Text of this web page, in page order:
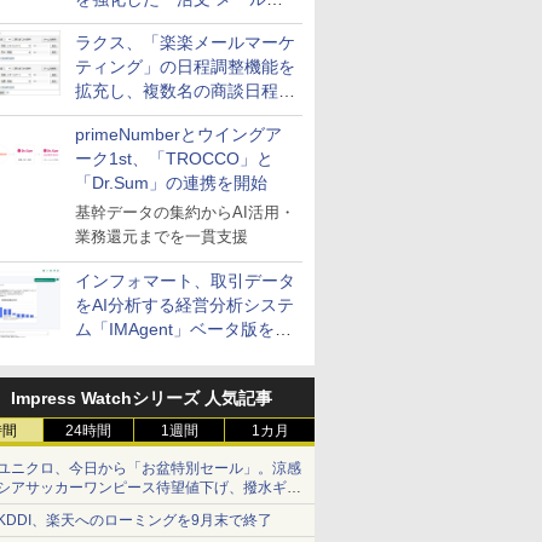
送信防止アドインサービス」
を提供
ラクス、「楽楽メールマーケ
ティング」の日程調整機能を
拡充し、複数名の商談日程調
整を効率化
primeNumberとウイングア
ーク1st、「TROCCO」と
「Dr.Sum」の連携を開始
基幹データの集約からAI活用・
業務還元までを一貫支援
インフォマート、取引データ
をAI分析する経営分析システ
ム「IMAgent」ベータ版を提
Impress Watchシリーズ 人気記事
24時間 1週間 1カ月
ニクロ、今日から「お盆特別セール」。涼感
アサッカーワンピース待望値下げ、撥水ギア
ョーツは1990円に
、楽天へのローミングを9月末で終了